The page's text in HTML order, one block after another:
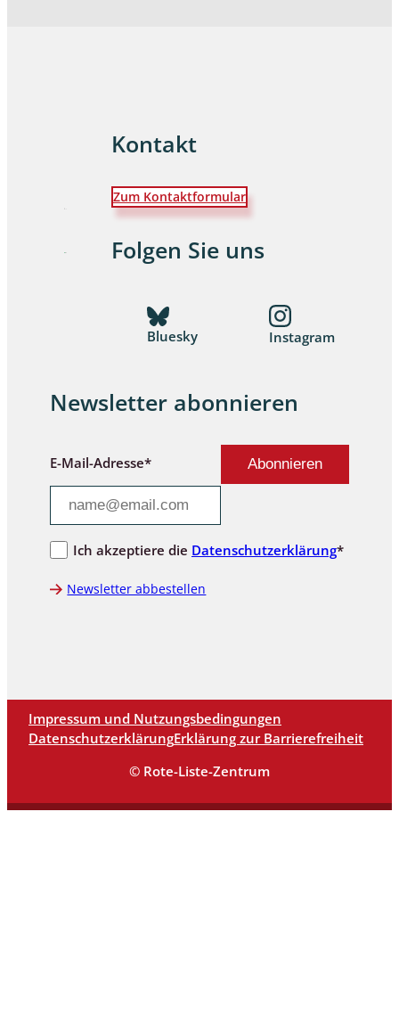
Kontakt
Zum Kontaktformular
Folgen Sie uns
Bluesky Instagram
Newsletter abonnieren
E-Mail-Adresse*
Ich akzeptiere die Datenschutzerklärung*
Newsletter abbestellen
Impressum und Nutzungsbedingungen
DatenschutzerklärungErklärung zur Barrierefreiheit
© Rote-Liste-Zentrum